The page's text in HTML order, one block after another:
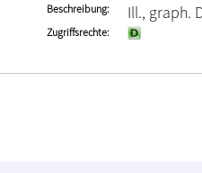
Beschreibung Ill., graph.
Zugriffsrechte